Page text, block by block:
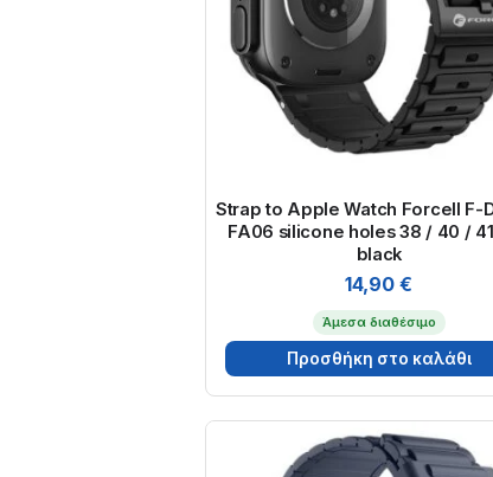
Strap to Apple Watch Forcell F-
FA06 silicone holes 38 / 40 /
black
14,90€
Άμεσα διαθέσιμο
Προσθήκη στο καλάθι